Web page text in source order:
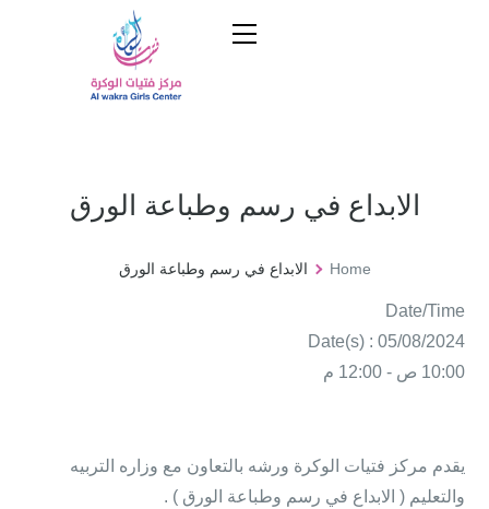
الابداع في رسم وطباعة الورق
Home الابداع في رسم وطباعة الورق
Date/Time
Date(s) : 05/08/2024
10:00 ص - 12:00 م
يقدم مركز فتيات الوكرة ورشه بالتعاون مع وزاره التربيه
والتعليم ( الابداع في رسم وطباعة الورق ) .